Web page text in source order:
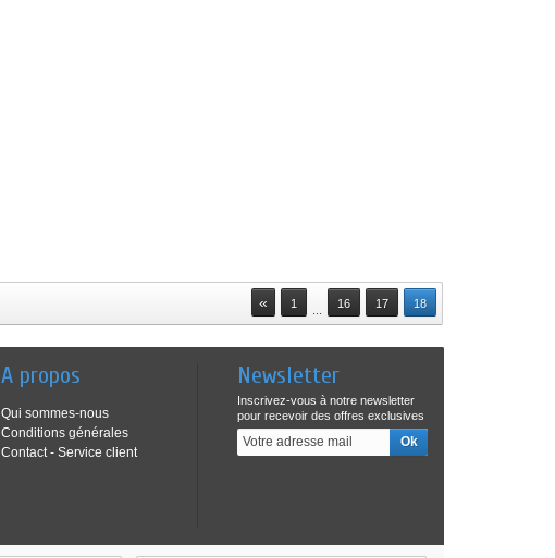
« 1 16 17 18
A propos
Qui sommes-nous
Conditions générales
Contact - Service client
Newsletter
Inscrivez-vous à notre newsletter
pour recevoir des offres exclusives